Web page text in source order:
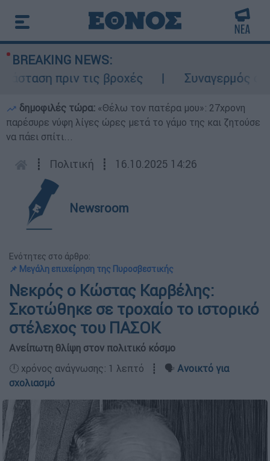
BREAKING NEWS:
πριν τις βροχές
Συναγερμός
δημοφιλές τώρα: «Θέλω τον πατέρα μου»: 27χρονη
παρέσυρε νύφη λίγες ώρες μετά το γάμο της και ζητούσε
να πάει σπίτι...
┋ Πολιτική ┋ 16.10.2025 14:26
Newsroom
Ενότητες στο άρθρο:
📌 Μεγάλη επιχείρηση της Πυροσβεστικής
Νεκρός ο Κώστας Καρβέλης:
Σκοτώθηκε σε τροχαίο το ιστορικό
στέλεχος του ΠΑΣΟΚ
Ανείπωτη θλίψη στον πολιτικό κόσμο
🕛 χρόνος ανάγνωσης: 1 λεπτό ┋ 🗣️ Ανοικτό για
σχολιασμό